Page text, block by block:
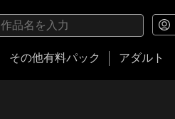
その他有料パック アダルト